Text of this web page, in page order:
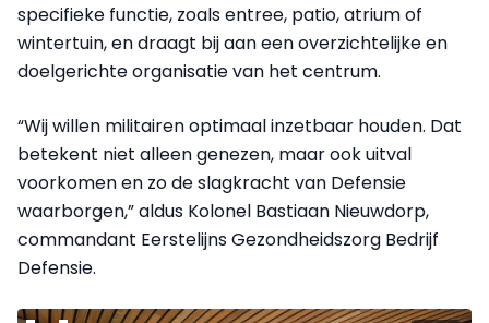
specifieke functie, zoals entree, patio, atrium of
wintertuin, en draagt bij aan een overzichtelijke en
doelgerichte organisatie van het centrum.
“Wij willen militairen optimaal inzetbaar houden. Dat
betekent niet alleen genezen, maar ook uitval
voorkomen en zo de slagkracht van Defensie
waarborgen,” aldus Kolonel Bastiaan Nieuwdorp,
commandant Eerstelijns Gezondheidszorg Bedrijf
Defensie.